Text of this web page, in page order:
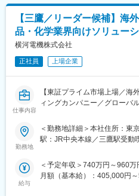
15年、平均年齢41歳と幅広い
社員は76歳と、長く就業され
変更の範囲：会社の定める業務
海外代理店・販売パートナー
既存顧客（海外）への提案、
社内調整
展示会・セミナー等の企画運
担当エリアの代理店マネジメ
新規代理店／重点顧客の開拓
主なユーザーである製薬会社
質分析機関、研究所、大学な
店と協力して製品のPR活動
取扱製品：クロマトグラフィ
■所属組織の構成や特徴：
名、20代1名です。中途も多
協力し合って進める環境です
【三鷹／リーダー候補】海
品・化学業界向けソリュー
横河電機株式会社
正社員 上場企業
仕事内容
【東証プライム市場上場／海
ィングカンパニー／グローバ
■業務概要：
営業改革の推進・主導をお任
勤務地
＜勤務地詳細＞本社住所：東
駅：JR中央本線／三鷹駅受動
給与
＜予定年収＞740万円～960
月額（基本給）：405,000円